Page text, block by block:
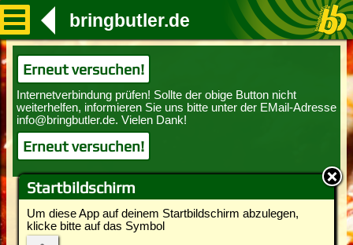
Startbildschirm
Um diese App auf deinem Startbildschirm abzulegen,
klicke bitte auf das Symbol
bringbutler.de
Erneut versuchen!
Erneut versuchen!